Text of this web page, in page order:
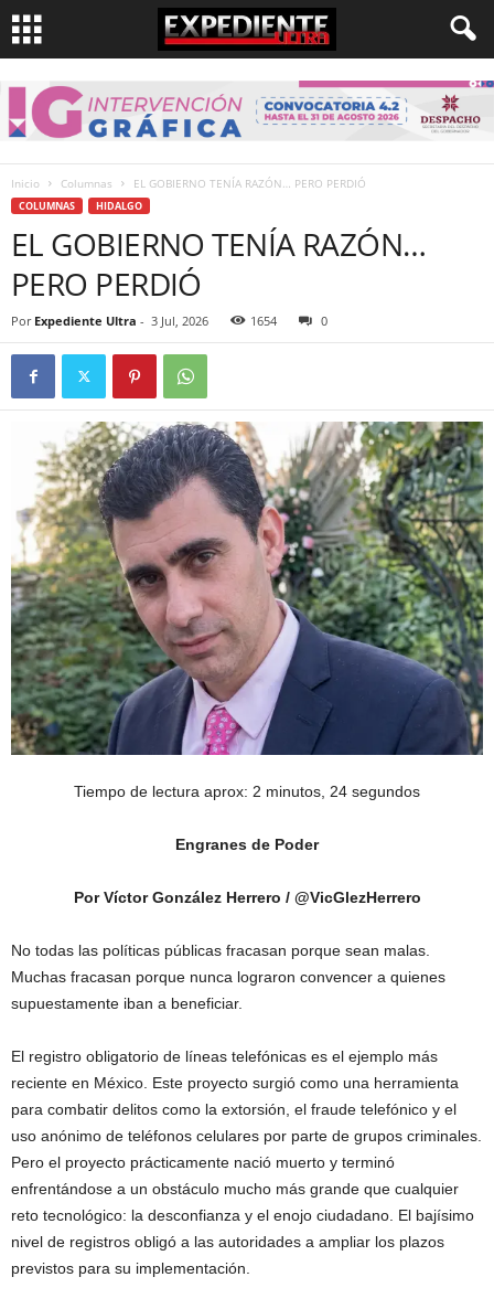
Inicio Columnas EL GOBIERNO TENÍA RAZÓN… PERO PERDIÓ
COLUMNAS HIDALGO
EL GOBIERNO TENÍA RAZÓN…
PERO PERDIÓ
Por Expediente Ultra - 3 Jul, 2026 1654 0
Tiempo de lectura aprox: 2 minutos, 24 segundos
Engranes de Poder
Por Víctor González Herrero / @VicGlezHerrero
No todas las políticas públicas fracasan porque sean malas.
Muchas fracasan porque nunca lograron convencer a quienes
supuestamente iban a beneficiar.
El registro obligatorio de líneas telefónicas es el ejemplo más
reciente en México. Este proyecto surgió como una herramienta
para combatir delitos como la extorsión, el fraude telefónico y el
uso anónimo de teléfonos celulares por parte de grupos criminales.
Pero el proyecto prácticamente nació muerto y terminó
enfrentándose a un obstáculo mucho más grande que cualquier
reto tecnológico: la desconfianza y el enojo ciudadano. El bajísimo
nivel de registros obligó a las autoridades a ampliar los plazos
previstos para su implementación.